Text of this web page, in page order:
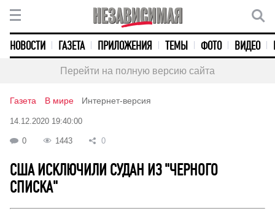
НОВОСТИ ГАЗЕТА ПРИЛОЖЕНИЯ ТЕМЫ ФОТО ВИДЕО
Перейти на полную версию сайта
Газета В мире Интернет-версия
14.12.2020 19:40:00
0 1443 0
США ИСКЛЮЧИЛИ СУДАН ИЗ "ЧЕРНОГО
СПИСКА"